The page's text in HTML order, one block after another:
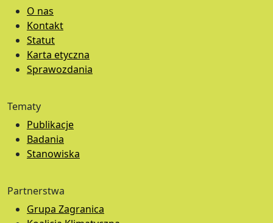
O nas
Kontakt
Statut
Karta etyczna
Sprawozdania
Tematy
Publikacje
Badania
Stanowiska
Partnerstwa
Grupa Zagranica